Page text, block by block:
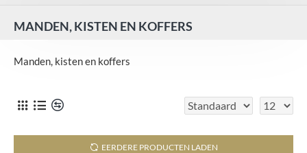
MANDEN, KISTEN EN KOFFERS
Manden, kisten en koffers
EERDERE PRODUCTEN LADEN